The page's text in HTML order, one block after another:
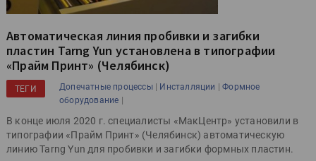
Автоматическая линия пробивки и загибки
пластин Tarng Yun установлена в типографии
«Прайм Принт» (Челябинск)
ТЕГИ Допечатные процессы| Инсталляции |Формное
оборудование |
В конце июля 2020 г. специалисты «МакЦентр» установили в
типографии «Прайм Принт» (Челябинск) автоматическую
линию Tarng Yun для пробивки и загибки формных пластин.